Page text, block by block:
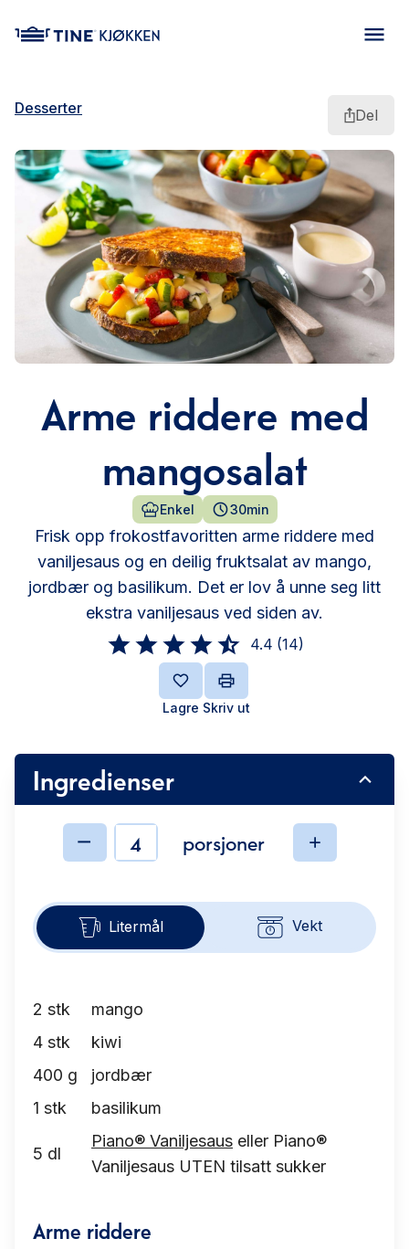
Desserter Del
Arme riddere med
mangosalat
Enkel 30min
Frisk opp frokostfavoritten arme riddere med
vaniljesaus og en deilig fruktsalat av mango,
jordbær og basilikum. Det er lov å unne seg litt
ekstra vaniljesaus ved siden av.
4.4 (14)
Lagre Skriv ut
Ingredienser
Ingredienserporsjoner
Litermål Vekt
2 stk
mango
4 stk
kiwi
400 g
jordbær
1 stk basilikum
5 dl
Piano® Vaniljesaus eller Piano®
Vaniljesaus UTEN tilsatt sukker
Arme riddere